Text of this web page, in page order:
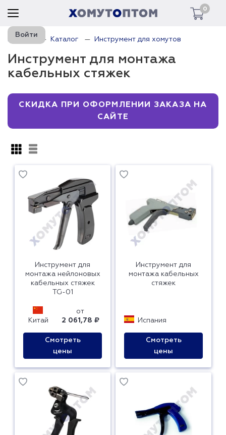
0
Войти
Главная Каталог Инструмент для хомутов
Инструмент для монтажа
кабельных стяжек
СКИДКА ПРИ ОФОРМЛЕНИИ ЗАКАЗА НА
САЙТЕ
Инструмент для
монтажа нейлоновых
кабельных стяжек
TG-01
Китай
от
2 061,78 ₽
Смотреть
цены
Инструмент для
монтажа кабельных
стяжек
Испания
Смотреть
цены